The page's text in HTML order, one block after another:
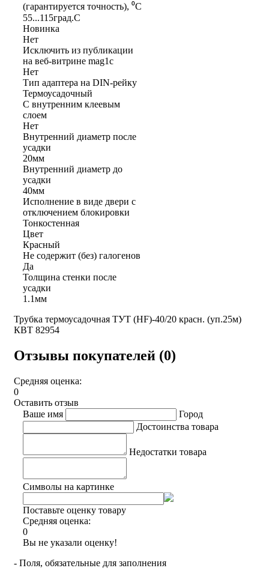
(гарантируется точность), ⁰С
55...115град.C
Новинка
Нет
Исключить из публикации
на веб-витрине mag1c
Нет
Тип адаптера на DIN-рейку
Термоусадочный
С внутренним клеевым
слоем
Нет
Внутренний диаметр после
усадки
20мм
Внутренний диаметр до
усадки
40мм
Исполнение в виде двери с
отключением блокировки
Тонкостенная
Цвет
Красный
Не содержит (без) галогенов
Да
Толщина стенки после
усадки
1.1мм
Трубка термоусадочная ТУТ (HF)-40/20 красн. (уп.25м)
КВТ 82954
Отзывы покупателей (0)
Средняя оценка:
0
Оставить отзыв
Ваше имя
Город
Достоинства товара
Недостатки товара
Символы на картинке
Поставьте оценку товару
Средняя оценка:
0
Вы не указали оценку!
- Поля, обязательные для заполнения